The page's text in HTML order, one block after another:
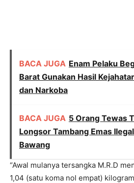
BACA JUGA Enam Pelaku
Barat Gunakan Hasil
dan Narkoba
BACA JUGA 5 Orang Tewas
Longsor Tambang Emas
Bawang
“Awal mulanya tersangka M.R.D
1,04 (satu koma nol empat)